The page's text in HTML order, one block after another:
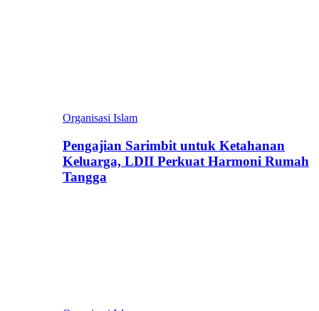
Organisasi Islam
Pengajian Sarimbit untuk Ketahanan
Keluarga, LDII Perkuat Harmoni Rumah
Tangga